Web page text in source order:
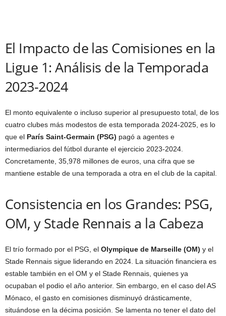
El Impacto de las Comisiones en la
Ligue 1: Análisis de la Temporada
2023-2024
El monto equivalente o incluso superior al presupuesto total, de los
cuatro clubes más modestos de esta temporada 2024-2025, es lo
que el París Saint-Germain (PSG) pagó a agentes e
intermediarios del fútbol durante el ejercicio 2023-2024.
Concretamente, 35,978 millones de euros, una cifra que se
mantiene estable de una temporada a otra en el club de la capital.
Consistencia en los Grandes: PSG,
OM, y Stade Rennais a la Cabeza
El trío formado por el PSG, el Olympique de Marseille (OM) y el
Stade Rennais sigue liderando en 2024. La situación financiera es
estable también en el OM y el Stade Rennais, quienes ya
ocupaban el podio el año anterior. Sin embargo, en el caso del AS
Mónaco, el gasto en comisiones disminuyó drásticamente,
situándose en la décima posición. Se lamenta no tener el dato del